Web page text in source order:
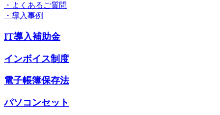
・よくあるご質問
・導入事例
IT導入補助金
インボイス制度
電子帳簿保存法
パソコンセット